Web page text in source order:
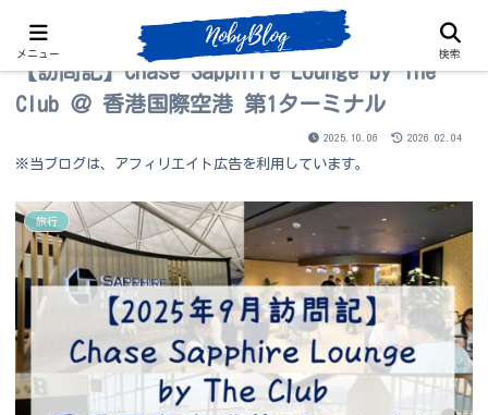
【訪問記】Chase Sapphire Lounge by The
Club ＠ 香港国際空港 第1ターミナル
2025.10.06 2026.02.04
※当ブログは、アフィリエイト広告を利用しています。
旅行
メニュー 検索